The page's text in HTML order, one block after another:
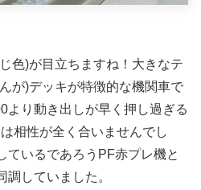
色)が目立ちますね！大きなテ
が)デッキが特徴的な機関車で
より動き出しが早く押し過ぎる
相性が全く合いませんでし
ているであろうPF赤プレ機と
していました。